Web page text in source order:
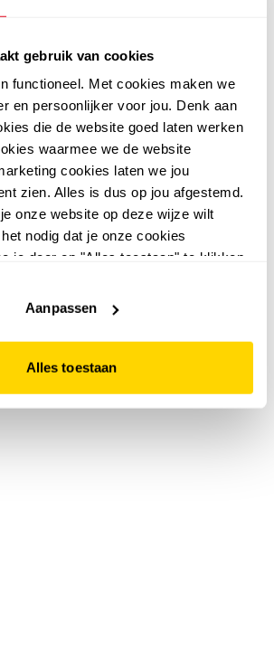
gebruik van cookies
functioneel. Met cookies maken we
en persoonlijker voor jou. Denk aan
die de website goed laten werken
waarmee we de website
cookies laten we jou
zien. Alles is dus op jou afgestemd.
onze website op deze wijze wilt
nodig dat je onze cookies
je door op "Alles toestaan" te klikken.
functioneert.
Aanpassen
Alles toestaan